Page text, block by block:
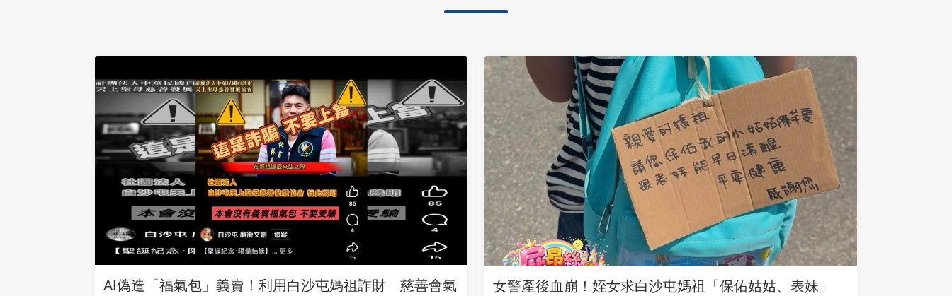
AI偽造「福氣包」義賣！利用白沙屯媽祖詐財 慈善會氣
女警產後血崩！姪女求白沙屯媽祖「保佑姑姑、表妹」